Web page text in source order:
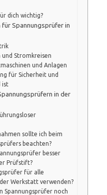
dich wichtig?
Spannungsprüfer in
und Stromkreisen
und Anlagen
für Sicherheit und
ist
in der
sollte ich beim
beachten?
besser
Prüfstift?
für alle
Werkstatt verwenden?
Spannungsprüfer noch